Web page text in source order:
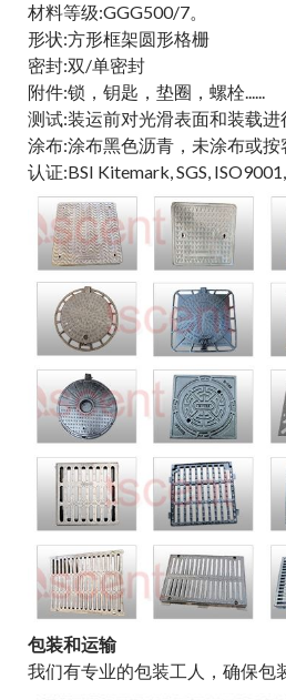
材料等级:GGG500/7。
形状:方形框架圆形格栅
密封:双/单密封
附件:锁，钥匙，垫圈，螺栓......
测试:装运前对光滑表面和装载进
涂布:涂布黑色沥青，未涂布或按
认证:BSI Kitemark, SGS,
包装和运输
我们有专业的包装工人，确保包